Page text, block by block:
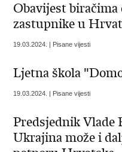
Obavijest biračima
zastupnike u
19.03.2024. | Pisane vijesti
Ljetna škola
19.03.2024. | Pisane vijesti
Predsjednik Vlade
Ukrajina može i